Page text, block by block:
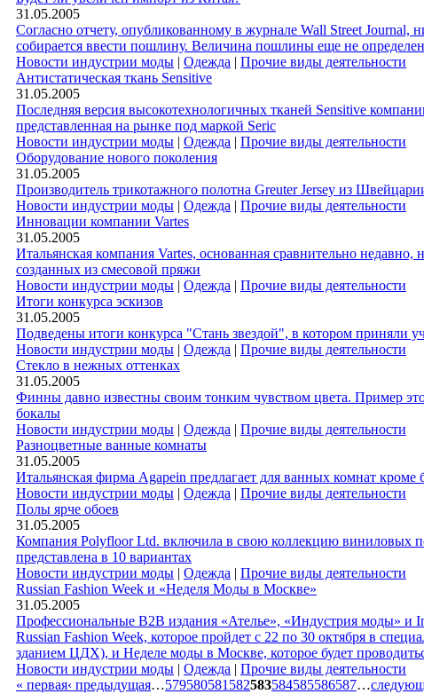
31.05.2005
Согласно отчету, опубликованному в журнале Wall Street Journal,
собирается ввести пошлину. Величина пошлины еще не
Новости индустрии моды | Одежда | Прочие виды деятельности
Антистатическая ткань Sensitive
31.05.2005
Последняя версия высокотехнологичных тканей Sensitive
представленная на рынке под маркой Seric
Новости индустрии моды | Одежда | Прочие виды деятельности
Оборудование нового поколения
31.05.2005
Производитель трикотажного полотна Greuter Jersey из
Новости индустрии моды | Одежда | Прочие виды деятельности
Инновации компании Vartes
31.05.2005
Итальянская компания Vartes, основанная сравнительно
созданных из смесовой пряжи
Новости индустрии моды | Одежда | Прочие виды деятельности
Итоги конкурса эскизов
31.05.2005
Подведены итоги конкурса "Стань звездой", в котором приняли
Новости индустрии моды | Одежда | Прочие виды деятельности
Стекло в нежных оттенках
31.05.2005
Финны давно известны своим тонким чувством цвета. Пример
бокалы
Новости индустрии моды | Одежда | Прочие виды деятельности
Разноцветные ванные комнаты
31.05.2005
Итальянская фирма Agapein предлагает для ванных комнат
Новости индустрии моды | Одежда | Прочие виды деятельности
Полы ярче обоев
31.05.2005
Компания Polyfloor Ltd. включила в свою коллекцию виниловых
представлена в 10 вариантах
Новости индустрии моды | Одежда | Прочие виды деятельности
Russian Fashion Week и «Неделя Моды в Москве»
31.05.2005
Профессиональные B2B издания «Ателье», «Индустрия моды» и
Russian Fashion Week, которое пройдет с 22 по 30 октября в
зданием ЦДХ), и Неделе моды в Москве, которое будет
Новости индустрии моды | Одежда | Прочие виды деятельности
« первая‹ предыдущая…579580581582583584585586587…